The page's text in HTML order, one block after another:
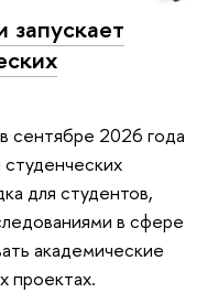
2026 года
для студентов,
в сфере
академические
проектах.